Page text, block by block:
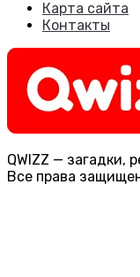
Карта сайта
Контакты
QWIZZ — загадки,
Все права